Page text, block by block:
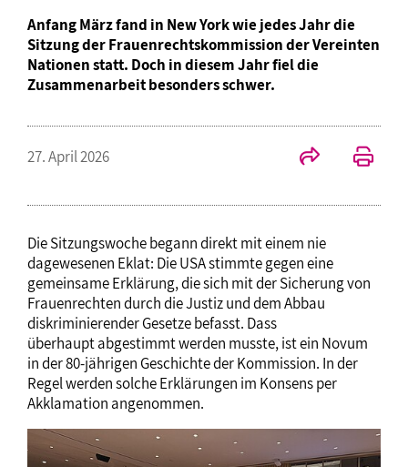
Anfang März fand in New York wie jedes Jahr die
Sitzung der Frauenrechtskommission der Vereinten
Nationen statt. Doch in diesem Jahr fiel die
Zusammenarbeit besonders schwer.
27. April 2026
Die Sitzungswoche begann direkt mit einem nie
dagewesenen Eklat: Die USA stimmte gegen eine
gemeinsame Erklärung, die sich mit der Sicherung von
Frauenrechten durch die Justiz und dem Abbau
diskriminierender Gesetze befasst. Dass
überhaupt abgestimmt werden musste, ist ein Novum
in der 80-jährigen Geschichte der Kommission. In der
Regel werden solche Erklärungen im Konsens per
Akklamation angenommen.